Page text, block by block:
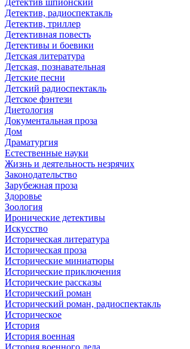
Детектив, радиоспектакль
Детектив, триллер
Детективная повесть
Детективы и боевики
Детская литература
Детская, познавательная
Детские песни
Детский радиоспектакль
Детское фэнтези
Диетология
Документальная проза
Дом
Драматургия
Естественные науки
Жизнь и деятельность незрячих
Законодательство
Зарубежная проза
Здоровье
Зоология
Иронические детективы
Искусство
Историческая литература
Историческая проза
Исторические миниатюры
Исторические приключения
Исторические рассказы
Исторический роман
Исторический роман, радиоспектакль
Историческое
История
История военная
История военного дела